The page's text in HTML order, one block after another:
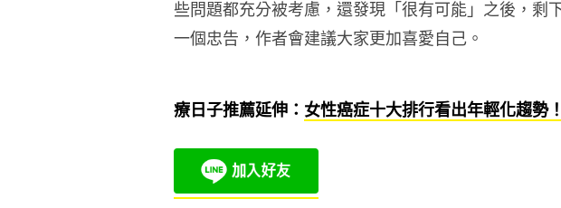
些問題都充分被考慮，還發現「很有可能」之後，剩
一個忠告，作者會建議大家更加喜愛自己。
療日子推薦延伸： 女性癌症十大排行看出年輕化趨勢